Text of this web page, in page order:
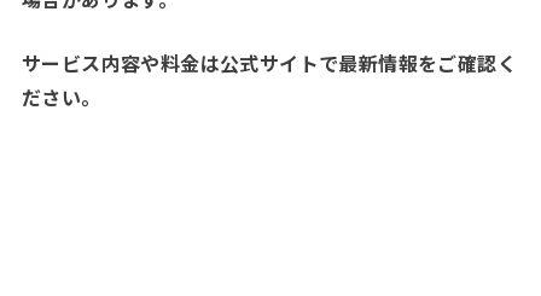
サービス内容や料金は公式サイトで最新情報をご確認く
ださい。